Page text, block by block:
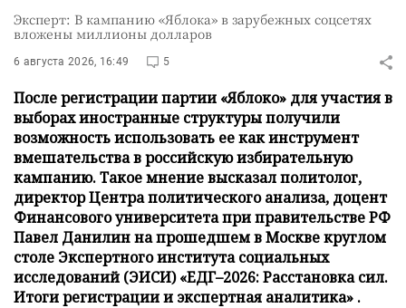
Эксперт: В кампанию «Яблока» в зарубежных соцсетях
вложены миллионы долларов
6 августа 2026, 16:49 5
После регистрации партии «Яблоко» для участия в
выборах иностранные структуры получили
возможность использовать ее как инструмент
вмешательства в российскую избирательную
кампанию. Такое мнение высказал политолог,
директор Центра политического анализа, доцент
Финансового университета при правительстве РФ
Павел Данилин на прошедшем в Москве круглом
столе Экспертного института социальных
исследований (ЭИСИ) «ЕДГ–2026: Расстановка сил.
Итоги регистрации и экспертная аналитика» .